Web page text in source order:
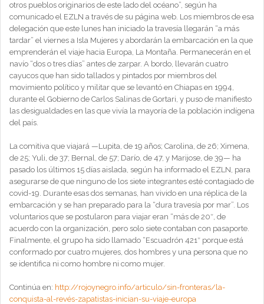
otros pueblos originarios de este lado del océano”, según ha
comunicado el EZLN a través de su página web. Los miembros de esa
delegación que este lunes han iniciado la travesía llegarán “a más
tardar” el viernes a Isla Mujeres y abordarán la embarcación en la que
emprenderán el viaje hacia Europa, La Montaña. Permanecerán en el
navío “dos o tres días” antes de zarpar. A bordo, llevarán cuatro
cayucos que han sido tallados y pintados por miembros del
movimiento político y militar que se levantó en Chiapas en 1994,
durante el Gobierno de Carlos Salinas de Gortari, y puso de manifiesto
las desigualdades en las que vivía la mayoría de la población indígena
del país.
La comitiva que viajará —Lupita, de 19 años; Carolina, de 26; Ximena,
de 25; Yuli, de 37; Bernal, de 57; Darío, de 47, y Marijose, de 39— ha
pasado los últimos 15 días aislada, según ha informado el EZLN, para
asegurarse de que ninguno de los siete integrantes esté contagiado de
covid-19. Durante esas dos semanas, han vivido en una réplica de la
embarcación y se han preparado para la “dura travesía por mar”. Los
voluntarios que se postularon para viajar eran “más de 20″, de
acuerdo con la organización, pero solo siete contaban con pasaporte.
Finalmente, el grupo ha sido llamado “Escuadrón 421″ porque está
conformado por cuatro mujeres, dos hombres y una persona que no
se identifica ni como hombre ni como mujer.
Continúa en: http://rojoynegro.info/articulo/sin-fronteras/la-
conquista-al-revés-zapatistas-inician-su-viaje-europa